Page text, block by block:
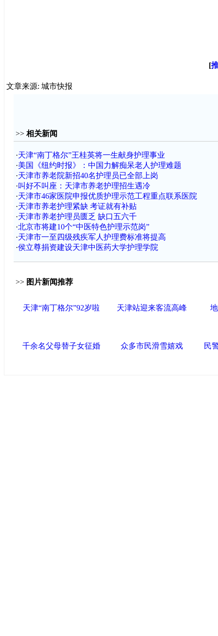
[
文章来源: 城市快报
>> 相关新闻
·天津“南丁格尔”王桂英将一生献身护理事业
·美国《纽约时报》：中国力解痴呆老人护理难题
·天津市养老院新招40名护理员已全部上岗
·叫好不叫座：天津市养老护理招生遇冷
·天津市46家医院申报优质护理示范工程重点联系医院
·天津市养老护理紧缺 考证就有补贴
·天津市养老护理员匮乏 缺口五六千
·北京市将建10个“中医特色护理示范岗”
·天津市一至四级残疾军人护理费标准将提高
·侯立尊捐资建设天津中医药大学护理学院
>> 图片新闻推荐
天津“南丁格尔”92岁啦 天津站迎来客流高峰
千余名父母替子女征婚 众多市民滑雪嬉戏 民